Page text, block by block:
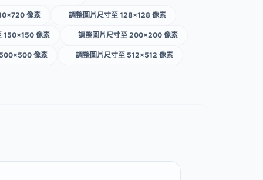
像素 調整圖片尺寸至 128×128 像素
150×150 像素 調整圖片尺寸至 200×200 像素
像素 調整圖片尺寸至 512×512 像素